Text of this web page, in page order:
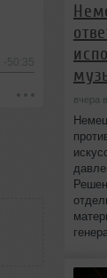
-50:35
вчера